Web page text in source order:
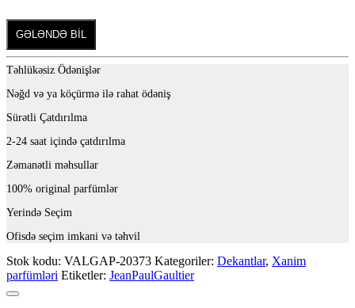
GƏLƏNDƏ BİL
Təhlükəsiz Ödənişlər
Nəğd və ya köçürmə ilə rahat ödəniş
Sürətli Çatdırılma
2-24 saat içində çatdırılma
Zəmanətli məhsullar
100% original parfümlər
Yerində Seçim
Ofisdə seçim imkani və təhvil
Stok kodu: VALGAP-20373 Kategoriler: Dekantlar, Xanim
parfümləri Etiketler: JeanPaulGaultier